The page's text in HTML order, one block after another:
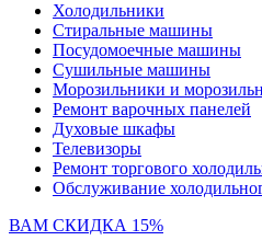
Холодильники
Стиральные машины
Посудомоечные машины
Сушильные машины
Морозильники и
Ремонт варочных панелей
Духовые шкафы
Телевизоры
Ремонт торгового
Обслуживание
ВАМ СКИДКА 15%